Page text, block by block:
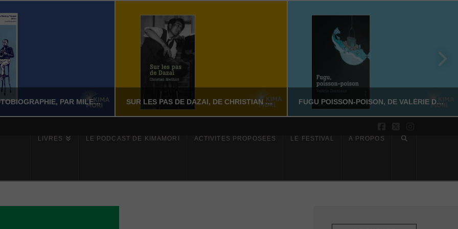
MILES – L’AUTOBIOGRAPHIE, PAR MILES DAVIS AVEC QUINCY TROUPE SUR LES PAS DE DAZAI, DE CHRISTIAN MERLHIOT FUGU POISSON-POISON, DE VALÉRIE DOUNIAUX
Facebook
X
LIVRES LE PODCAST DE KIMAMORI ACTIVITÉS PROPOSÉES LE FESTIVAL À PROPOS